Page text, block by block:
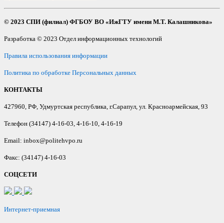
© 2023 СПИ (филиал) ФГБОУ ВО «ИжГТУ имени М.Т. Калашникова»
Разработка © 2023 Отдел информационных технологий
Правила использования информации
Политика по обработке Персональных данных
КОНТАКТЫ
427960, РФ, Удмуртская республика, г.Сарапул, ул. Красноармейская, 93
Телефон (34147) 4-16-03, 4-16-10, 4-16-19
Email: inbox@politehvpo.ru
Факс: (34147) 4-16-03
СОЦСЕТИ
Интернет-приемная